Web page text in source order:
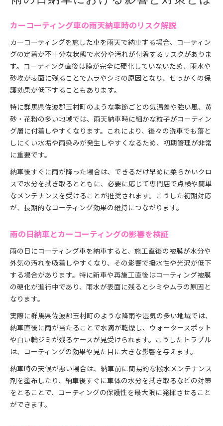
カーコーティング車の雨天納車時のリスク解説
カーコーティングを施した車を雨天で納車する場合、コーティン
グの定着が不十分な状態で水分や汚れが付着するリスクがありま
す。コーティング直後は膜が完全に硬化していないため、雨水や
砂埃が表面に残ることでムラやシミの原因となり、せっかくの保
護効果が低下することもあります。
特に群馬県佐波郡玉村町のような季節ごとの気温差や強い風、黄
砂・花粉の多い地域では、雨天納車時に細かな粒子がコーティン
グ層に付着しやすくなります。これにより、後々の洗車でも落と
しにくい水垢や雨染みが発生しやすくなるため、初期管理が非常
に重要です。
納車後すぐに雨が降った場合は、できるだけ早めに柔らかいクロ
スで水分を拭き取るとともに、必要に応じて専門店で点検や簡単
なメンテナンスを受けることが推奨されます。こうした初期対応
が、長期的なコーティング効果の維持につながります。
雨の日納車とカーコーティングの影響を検証
雨の日にコーティング車を納車すると、施工直後の被膜が水分や
外気の汚れを吸着しやすくなり、その影響で撥水性や光沢が低下
する場合があります。特に新車や再施工直後はコーティング被膜
の硬化が進行中であり、雨水が表面に残るとシミやムラの原因と
なります。
実際に群馬県佐波郡玉村町のような降雨や湿気の多い地域では、
納車直後に雨が当たることで水滴が乾燥し、ウォータースポット
や白い輪ジミが残るケースが見受けられます。こうしたトラブル
は、コーティングの効果や見た目に大きな影響を与えます。
納車時の天候が悪い場合は、納車前に簡易的な撥水メンテナンス
剤を塗布したり、納車後すぐに車体の水分を拭き取るなどの対策
をとることで、コーティングの保護性を最大限に発揮させること
ができます。